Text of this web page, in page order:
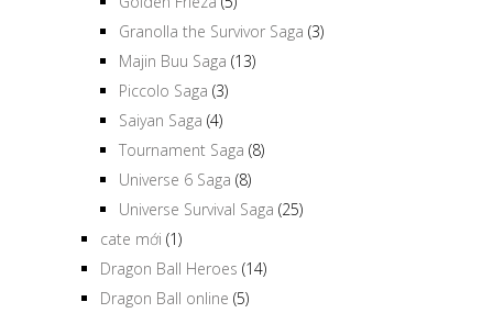
Granolla the Survivor Saga (3)
Majin Buu Saga (13)
Piccolo Saga (3)
Saiyan Saga (4)
Tournament Saga (8)
Universe 6 Saga (8)
Universe Survival Saga (25)
cate mới (1)
Dragon Ball Heroes (14)
Dragon Ball online (5)